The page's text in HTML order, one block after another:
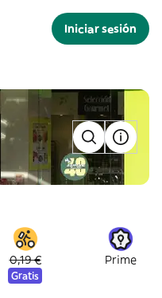
Iniciar sesión
0,19 €
Gratis
Prime